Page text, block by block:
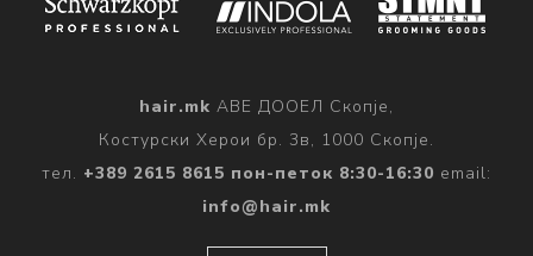
hair.mk АВЕ ДООЕЛ Скопје,
Костурски Херои бр. 3в, 1000 Скопје.
тел. +389 2615 8615 пон-петок 8:30-16:30 email:
info@hair.mk